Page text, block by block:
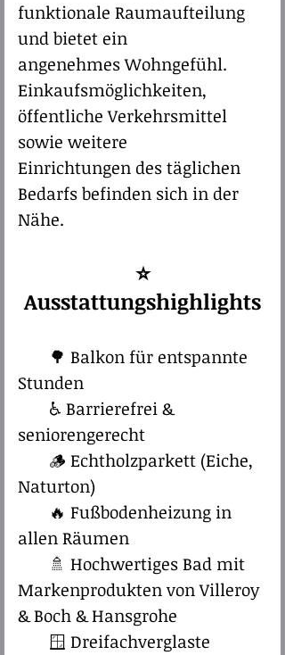
funktionale Raumaufteilung
und bietet ein
angenehmes Wohngefühl.
Einkaufsmöglichkeiten,
öffentliche Verkehrsmittel
sowie weitere
Einrichtungen des täglichen
Bedarfs befinden sich in der
Nähe.
⭐
Ausstattungshighlights​
🌳 Balkon für entspannte
Stunden
♿ Barrierefrei &
seniorengerecht
🪵 Echtholzparkett (Eiche,
Naturton)
🔥 Fußbodenheizung in
allen Räumen
🚿 Hochwertiges Bad mit
Markenprodukten von Villeroy
& Boch & Hansgrohe
🪟 Dreifachverglaste